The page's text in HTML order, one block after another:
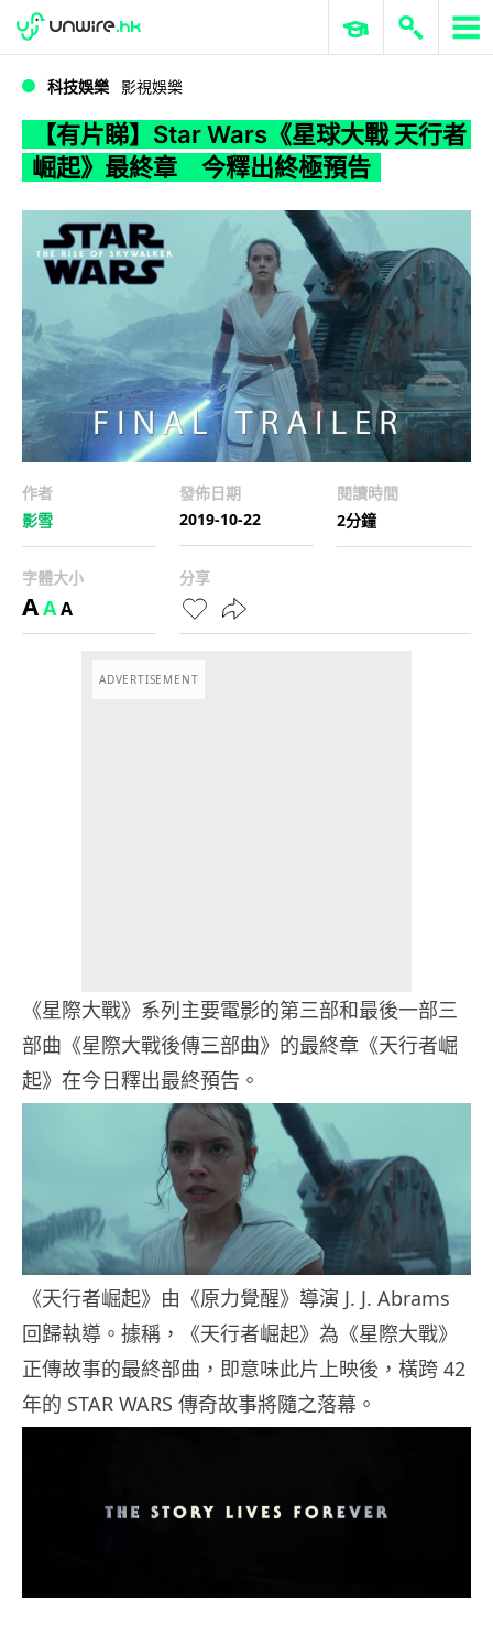
WWDC 2026 ERP 與商業 AI
科技娛樂 影視娛樂
【有片睇】Star Wars《星球大戰 天行者
崛起》最終章 今釋出終極預告
作者
影雪
發佈日期
2019-10-22
閱讀時間
2分鐘
字體大小
AAA
分享
ADVERTISEMENT
《星際大戰》系列主要電影的第三部和最後一部三
部曲《星際大戰後傳三部曲》的最終章《天行者崛
起》在今日釋出最終預告。
《天行者崛起》由《原力覺醒》導演 J. J. Abrams
回歸執導。據稱，《天行者崛起》為《星際大戰》
正傳故事的最終部曲，即意味此片上映後，橫跨 42
年的 STAR WARS 傳奇故事將隨之落幕。